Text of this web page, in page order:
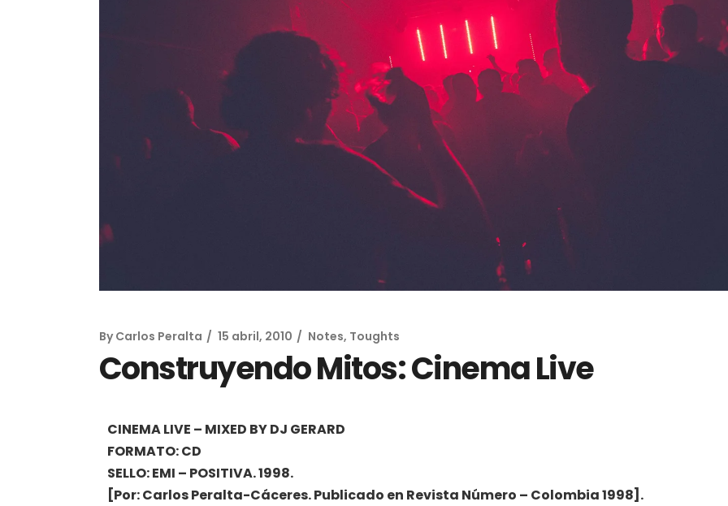
By Carlos Peralta 15 abril, 2010 Notes, Toughts
Construyendo Mitos: Cinema Live
CINEMA LIVE – MIXED BY DJ GERARD
FORMATO: CD
SELLO: EMI – POSITIVA. 1998.
[Por: Carlos Peralta-Cáceres. Publicado en Revista Número – Colombia 1998].
Spielautomaten Verbunden
Aufführen
interoperable — Reality: they